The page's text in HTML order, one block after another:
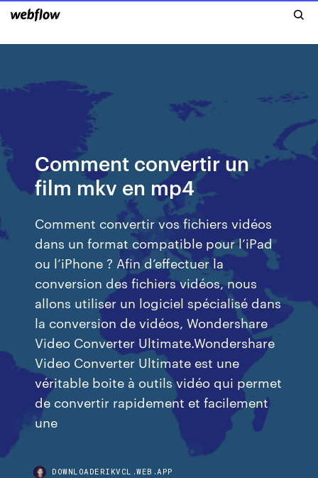
Comment convertir un
film mkv en mp4
Comment convertir vos fichiers vidéos
dans un format compatible pour l’iPad
ou l’iPhone ? Afin d’effectuer la
conversion des fichiers vidéos, nous
allons utiliser un logiciel spécialisé dans
la conversion de vidéos, Wondershare
Video Converter Ultimate.Wondershare
Video Converter Ultimate est une
véritable boite à outils vidéo qui permet
de convertir rapidement et facilement
une
DOWNLOADERIKVCL.WEB.APP